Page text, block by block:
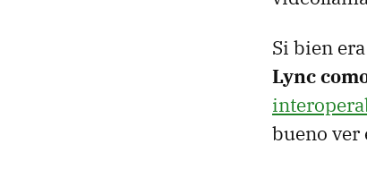
Si bien
Lync
bueno ver